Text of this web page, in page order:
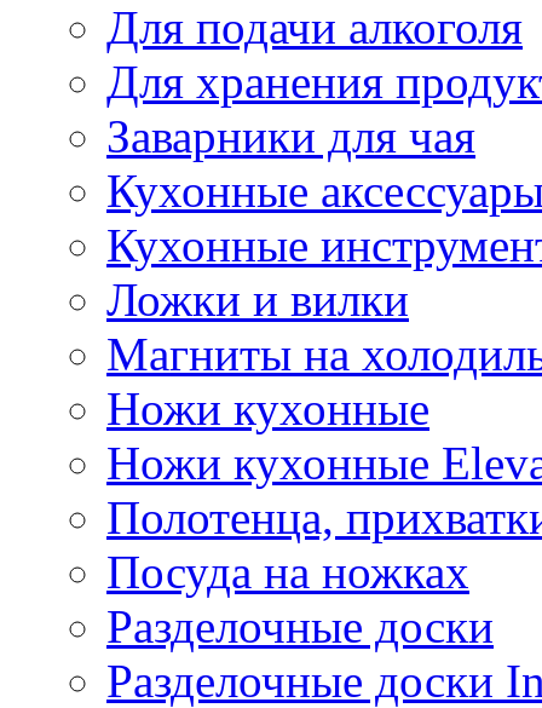
Для подачи алкоголя
Для хранения
Заварники для чая
Кухонные
Кухонные
Ложки и вилки
Магниты на
Ножи кухонные
Ножи кухонные
Полотенца,
Посуда на ножках
Разделочные доски
Разделочные доски